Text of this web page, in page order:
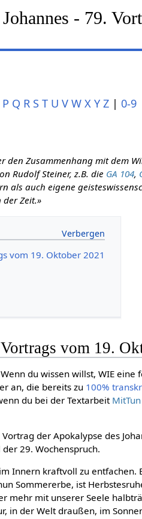
- 79.
P Q R S T U V W X Y Z | 0-9
den Zusammenhang mit dem
Rudolf Steiner, z.B. die GA 104,
als auch eigene
der Zeit.»
vom 19. Oktober 2021
vom 19.
du wissen willst, WIE eine
an, die bereits zu 100%
du bei der TextarbeitMitTun
der Apokalypse des
29. Wochenspruch.
Innern kraftvoll zu entfachen.
Sommererbe, ist
mehr mit unserer Seele
in der Welt draußen, im